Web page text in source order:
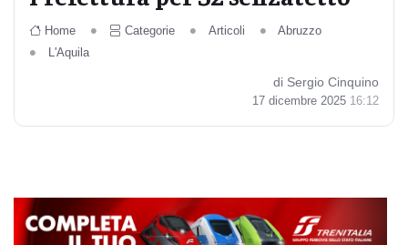
Home Categorie Articoli
Abruzzo
L'Aquila
di Sergio Cinquino
17 dicembre 2025 16:12